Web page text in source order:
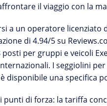
il viaggio con la
a un operatore licenziato
di 4.94/5 su
per gruppi e veicoli
I seggiolini
disponibile una specifica
punti di forza: la tariffa